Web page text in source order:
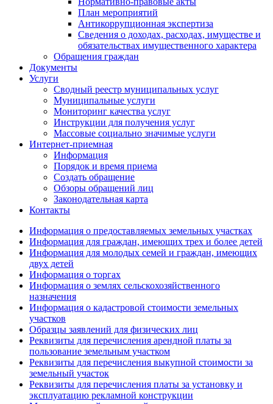
План мероприятий
Антикоррупционная экспертиза
Сведения о доходах, расходах, имуществе и
обязательствах имущественного характера
Обращения граждан
Документы
Услуги
Сводный реестр муниципальных услуг
Муниципальные услуги
Мониторинг качества услуг
Инструкции для получения услуг
Массовые социально значимые услуги
Интернет-приемная
Информация
Порядок и время приема
Создать обращение
Обзоры обращений лиц
Законодательная карта
Контакты
Информация о предоставляемых земельных участках
Информация для граждан, имеющих трех и более детей
Информация для молодых семей и граждан, имеющих
двух детей
Информация о торгах
Информация о землях сельскохозяйственного
назначения
Информация о кадастровой стоимости земельных
участков
Образцы заявлений для физических лиц
Реквизиты для перечисления арендной платы за
пользование земельным участком
Реквизиты для перечисления выкупной стоимости за
земельный участок
Реквизиты для перечисления платы за установку и
эксплуатацию рекламной конструкции